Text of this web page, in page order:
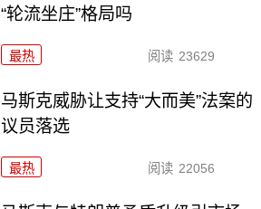
“轮流坐庄”格局吗
最热 阅读 23629
马斯克威胁让支持“大而美”法案的
议员落选
最热 阅读 22056